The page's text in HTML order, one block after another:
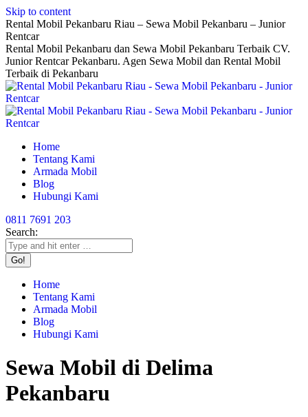
Skip to content
Rental Mobil Pekanbaru Riau – Sewa Mobil Pekanbaru – Junior
Rentcar
Rental Mobil Pekanbaru dan Sewa Mobil Pekanbaru Terbaik CV.
Junior Rentcar Pekanbaru. Agen Sewa Mobil dan Rental Mobil
Terbaik di Pekanbaru
Home
Tentang Kami
Armada Mobil
Blog
Hubungi Kami
0811 7691 203
Search:
Home
Tentang Kami
Armada Mobil
Blog
Hubungi Kami
Sewa Mobil di Delima
Pekanbaru